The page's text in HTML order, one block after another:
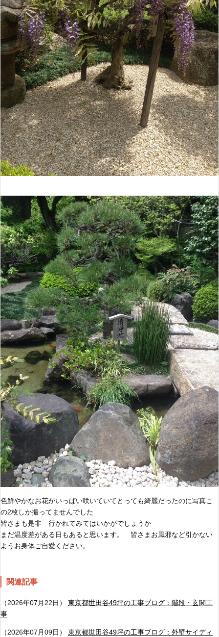
色鮮やかなお花がいっぱい咲いていてとっても綺麗だったのに写真こ
の2枚しか撮ってませんでした
皆さまも是非 行かれてみてはいかがでしょうか
まだ温度差がある日もあると思います。 皆さまお風邪など引かない
ようお身体ご自愛ください。
関連記事
（2026年07月22日） 東京都世田谷49坪の工事ブログ：階段・玄関工
事
（2026年07月09日） 東京都世田谷49坪の工事ブログ：外壁サイディ